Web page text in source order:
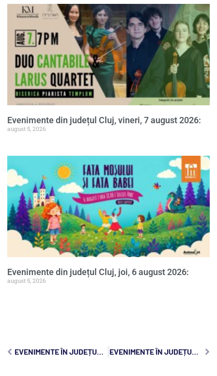
Evenimente din județul Cluj, vineri, 7 august 2026:
august 5, 2026
Evenimente din județul Cluj, joi, 6 august 2026:
august 5, 2026
EVENIMENTE ÎN JUDEȚUL CLUJ, MIERCURI, 13 OCTOMBRIE 2021 EVENIMENTE ÎN JUDEȚUL CLUJ, VINERI, 15 OCTOMBRIE 2021